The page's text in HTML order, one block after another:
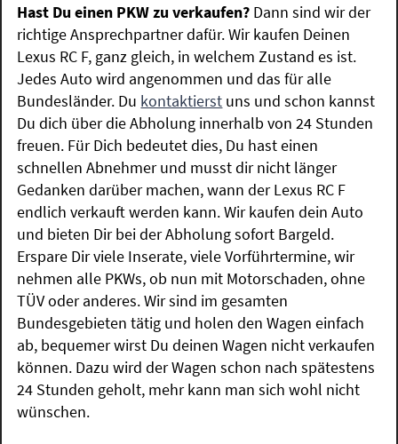
Hast Du einen PKW zu verkaufen? Dann sind wir der
richtige Ansprechpartner dafür. Wir kaufen Deinen
Lexus RC F, ganz gleich, in welchem Zustand es ist.
Jedes Auto wird angenommen und das für alle
Bundesländer. Du kontaktierst uns und schon kannst
Du dich über die Abholung innerhalb von 24 Stunden
freuen. Für Dich bedeutet dies, Du hast einen
schnellen Abnehmer und musst dir nicht länger
Gedanken darüber machen, wann der Lexus RC F
endlich verkauft werden kann. Wir kaufen dein Auto
und bieten Dir bei der Abholung sofort Bargeld.
Erspare Dir viele Inserate, viele Vorführtermine, wir
nehmen alle PKWs, ob nun mit Motorschaden, ohne
TÜV oder anderes. Wir sind im gesamten
Bundesgebieten tätig und holen den Wagen einfach
ab, bequemer wirst Du deinen Wagen nicht verkaufen
können. Dazu wird der Wagen schon nach spätestens
24 Stunden geholt, mehr kann man sich wohl nicht
wünschen.